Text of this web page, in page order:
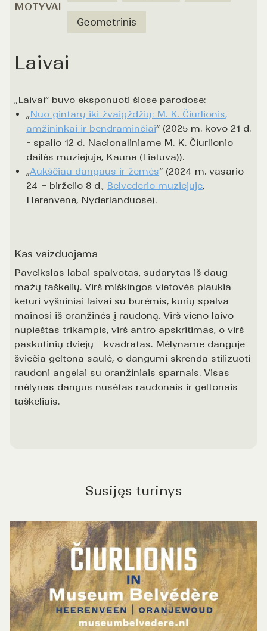
MOTYVAI
Geometrinis
Laivai
„Laivai“ buvo eksponuoti šiose parodose:
„Nuo gintarų iki žvaigždžių: M. K. Čiurlionis,
amžininkai ir bendraminčiai“ (2025 m. kovo 21 d.
- spalio 12 d. Nacionaliniame M. K. Čiurlionio
dailės muziejuje, Kaune (Lietuva)).
„Aukščiau dangaus ir žemės“ (2024 m. vasario
24 – birželio 8 d., Belvederio muziejuje,
Herenvene, Nyderlanduose).
Kas vaizduojama
Paveikslas labai spalvotas, sudarytas iš daug
mažų taškelių. Virš miškingos vietovės plaukia
keturi vyšniniai laivai su burėmis, kurių spalva
mainosi iš oranžinės į raudoną. Virš vieno laivo
nupieštas trikampis, virš antro apskritimas, o virš
paskutinių dviejų - kvadratas. Mėlyname danguje
šviečia geltona saulė, o dangumi skrenda stilizuoti
raudoni angelai su oranžiniais sparnais. Visas
mėlynas dangus nusėtas raudonais ir geltonais
taškeliais.
Susijęs turinys